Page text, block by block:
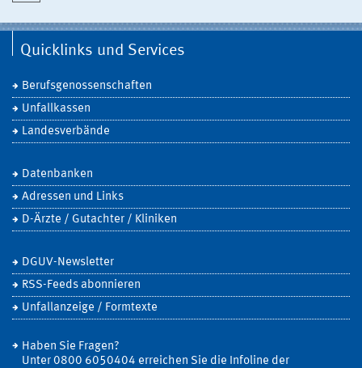
Quicklinks und Services
Berufsgenossenschaften
Unfallkassen
Landesverbände
Datenbanken
Adressen und Links
D-Ärzte / Gutachter / Kliniken
DGUV-Newsletter
RSS-Feeds abonnieren
Unfallanzeige / Formtexte
Haben Sie Fragen?
Unter 0800 6050404 erreichen Sie die Infoline der